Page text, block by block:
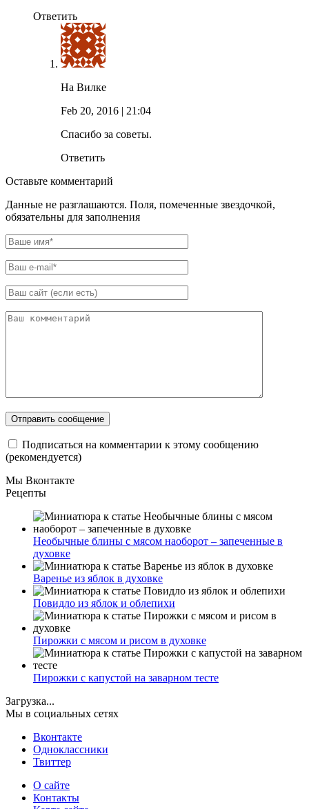
Ответить
На Вилке
Feb 20, 2016 | 21:04
Спасибо за советы.
Ответить
Оставьте комментарий
Данные не разглашаются. Поля, помеченные звездочкой,
обязательны для заполнения
Подписаться на комментарии к этому сообщению
(рекомендуется)
Мы Вконтакте
Рецепты
Необычные блины с мясом наоборот – запеченные в
духовке
Варенье из яблок в духовке
Повидло из яблок и облепихи
Пирожки с мясом и рисом в духовке
Пирожки с капустой на заварном тесте
Загрузка...
Мы в социальных сетях
Вконтакте
Одноклассники
Твиттер
О сайте
Контакты